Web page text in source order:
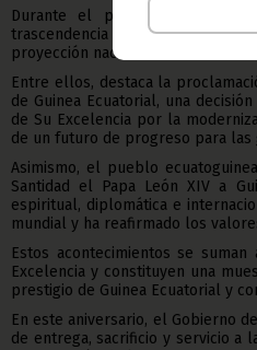
Durante el presente año 2026,
trascendencia histórica que
proyección nacional e
Entre ellos, destaca la
de Guinea Ecuatorial, una
de Su Excelencia por la
de un futuro de progreso para las
Asimismo, el pueblo
Santidad el Papa León XIV a
espiritual, diplomática e
mundial y ha reafirmado los
Estos acontecimientos se
Excelencia y constituyen una
prestigio de Guinea Ecuatorial y
En este aniversario, el Gobierno
de entrega, sacrificio y servicio a